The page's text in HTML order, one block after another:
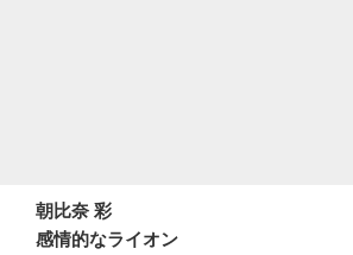
朝比奈 彩
感情的なライオン